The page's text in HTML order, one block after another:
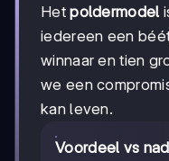
Hetpoldermodel
iedereen een
winnaar en tien
we een
kan leven.
Voordeel vs